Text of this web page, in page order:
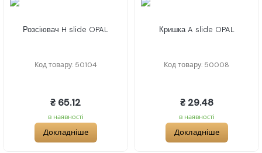
Розсіювач H slide OPAL
Код товару: 50104
₴ 65.12
в наявності
Докладніше
Кришка A slide OPAL
Код товару: 50008
₴ 29.48
в наявності
Докладніше